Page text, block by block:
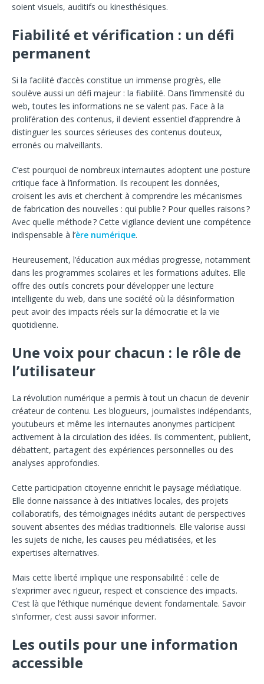
soient visuels, auditifs ou kinesthésiques.
Fiabilité et vérification : un défi
permanent
Si la facilité d’accès constitue un immense progrès, elle
soulève aussi un défi majeur : la fiabilité. Dans l’immensité du
web, toutes les informations ne se valent pas. Face à la
prolifération des contenus, il devient essentiel d’apprendre à
distinguer les sources sérieuses des contenus douteux,
erronés ou malveillants.
C’est pourquoi de nombreux internautes adoptent une posture
critique face à l’information. Ils recoupent les données,
croisent les avis et cherchent à comprendre les mécanismes
de fabrication des nouvelles : qui publie ? Pour quelles raisons ?
Avec quelle méthode ? Cette vigilance devient une compétence
indispensable à l’ère numérique.
Heureusement, l’éducation aux médias progresse, notamment
dans les programmes scolaires et les formations adultes. Elle
offre des outils concrets pour développer une lecture
intelligente du web, dans une société où la désinformation
peut avoir des impacts réels sur la démocratie et la vie
quotidienne.
Une voix pour chacun : le rôle de
l’utilisateur
La révolution numérique a permis à tout un chacun de devenir
créateur de contenu. Les blogueurs, journalistes indépendants,
youtubeurs et même les internautes anonymes participent
activement à la circulation des idées. Ils commentent, publient,
débattent, partagent des expériences personnelles ou des
analyses approfondies.
Cette participation citoyenne enrichit le paysage médiatique.
Elle donne naissance à des initiatives locales, des projets
collaboratifs, des témoignages inédits autant de perspectives
souvent absentes des médias traditionnels. Elle valorise aussi
les sujets de niche, les causes peu médiatisées, et les
expertises alternatives.
Mais cette liberté implique une responsabilité : celle de
s’exprimer avec rigueur, respect et conscience des impacts.
C’est là que l’éthique numérique devient fondamentale. Savoir
s’informer, c’est aussi savoir informer.
Les outils pour une information
accessible